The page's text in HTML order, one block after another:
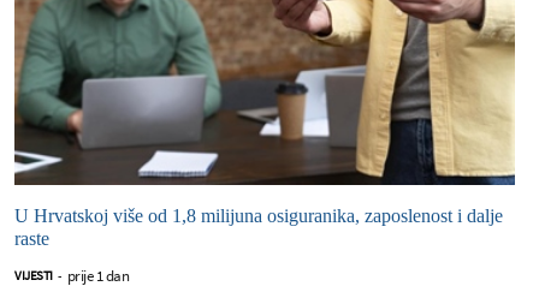
U Hrvatskoj više od 1,8 milijuna osiguranika, zaposlenost i dalje
raste
VIJESTI - prije 1 dan